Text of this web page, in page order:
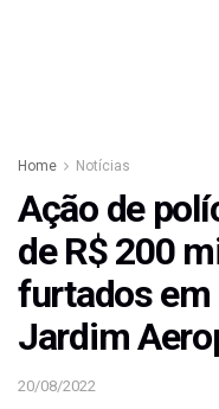
Home Notícias
Ação de
de R$ 200
furtados
Jardim
20/08/2022